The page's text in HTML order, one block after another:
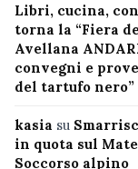
Libri, cucina,
torna la “Fiera
Avellana
convegni e
del tartufo
kasia su
in quota sul
Soccorso alpino